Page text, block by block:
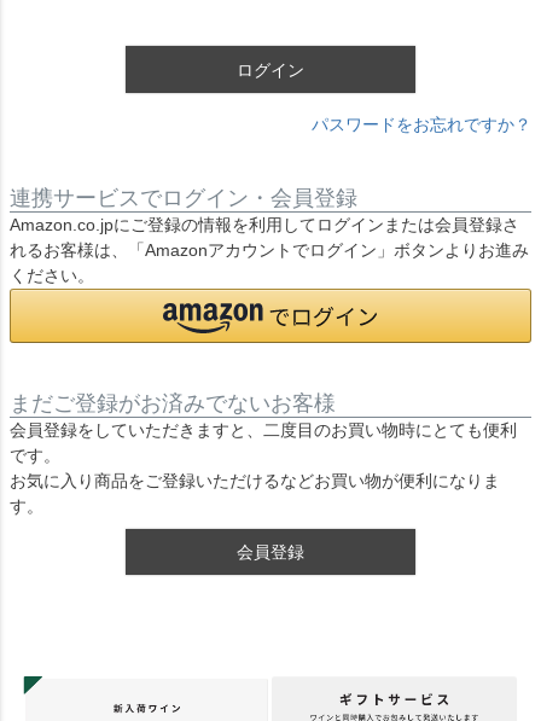
ログイン
パスワードをお忘れですか？
連携サービスでログイン・会員登録
Amazon.co.jpにご登録の情報を利用してログインまたは会員登録さ
れるお客様は、「Amazonアカウントでログイン」ボタンよりお進み
ください。
まだご登録がお済みでないお客様
会員登録をしていただきますと、二度目のお買い物時にとても便利
です。
お気に入り商品をご登録いただけるなどお買い物が便利になりま
す。
会員登録